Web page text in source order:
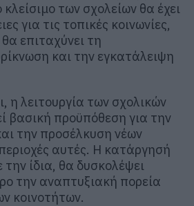
κλείσιμο των σχολείων θα έχει
για τις τοπικές κοινωνίες,
επιταχύνει τη
και την εγκατάλειψη
η λειτουργία των σχολικών
βασική προϋπόθεση για την
την προσέλκυση νέων
αυτές. Η κατάργησή
ίδια, θα δυσκολέψει
την αναπτυξιακή πορεία
κοινοτήτων.